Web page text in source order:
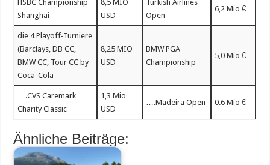
HSBC Championship
Shanghai
8,5 MIO
USD
Turkish Airlines
Open
6,2 Mio €
die 4 Playoff-Turniere
(Barclays, DB CC,
BMW CC, Tour CC by
Coca-Cola
8,25 MIO
USD
BMW PGA
Championship
5,0 Mio €
….CVS Caremark
Charity Classic
1,3 Mio
USD
….Madeira Open 0.6 Mio €
Ähnliche Beiträge: